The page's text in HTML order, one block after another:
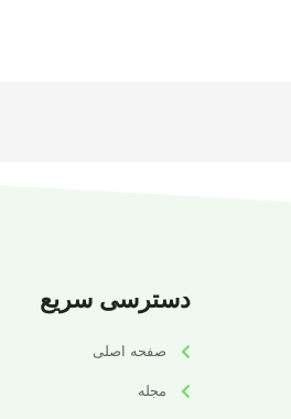
دسترسی سریع
صفحه اصلی
مجله